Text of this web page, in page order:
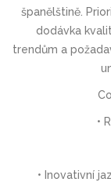
španělštině.
dodávka
trendům a
•
• Inovativní